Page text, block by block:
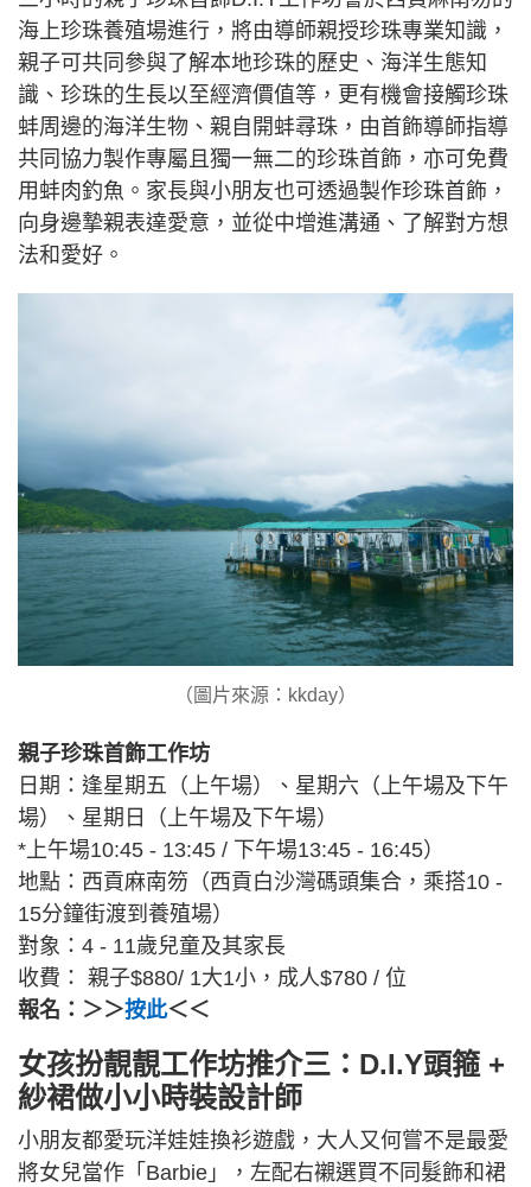
海上珍珠養殖場進行，將由導師親授珍珠專業知識，
親子可共同參與了解本地珍珠的歷史、海洋生態知
識、珍珠的生長以至經濟價值等，更有機會接觸珍珠
蚌周邊的海洋生物、親自開蚌尋珠，由首飾導師指導
共同協力製作專屬且獨一無二的珍珠首飾，亦可免費
用蚌肉釣魚。家長與小朋友也可透過製作珍珠首飾，
向身邊摯親表達愛意，並從中增進溝通、了解對方想
法和愛好。
（圖片來源：kkday）
親子珍珠首飾工作坊
日期：逢星期五（上午場）、星期六（上午場及下午
場）、星期日（上午場及下午場）
*上午場10:45 - 13:45 / 下午場13:45 - 16:45）
地點：西貢麻南笏（西貢白沙灣碼頭集合，乘搭10 -
15分鐘街渡到養殖場）
對象：4 - 11歲兒童及其家長
收費： 親子$880/ 1大1小，成人$780 / 位
報名：＞＞按此＜＜
女孩扮靚靚工作坊推介三：D.I.Y頭箍 +
紗裙做小小時裝設計師
小朋友都愛玩洋娃娃換衫遊戲，大人又何嘗不是最愛
將女兒當作「Barbie」，左配右襯選買不同髮飾和裙